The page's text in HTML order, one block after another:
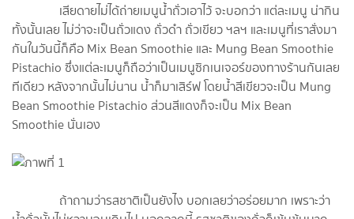
เสียดายไม่ได้ถ่ายเมนูน้ำถั่วเอาไว้ จะบอกว่า แต่ละเมนู น่ากิน
ทั้งนั้นเลย ไม่ว่าจะเป็นถั่วแดง ถั่วดำ ถั่วเขียว ฯลฯ และเมนูที่เราสั่งมา
กันในวันนี้ก็คือ Mix Bean Smoothie และ Mung Bean Smoothie
Pistachio ซึ่งแต่ละเมนูก็ถือว่าเป็นเมนูซิกเนเจอร์ของทางร้านกันเลย
ทีเดียว หลังจากนั้นไม่นาน น้ำก็มาเสิร์ฟ โดยน้ำสีเขียวจะเป็น Mung
Bean Smoothie Pistachio ส่วนสีแดงก็จะเป็น Mix Bean
Smoothie นั่นเอง
ถ้าถามว่ารสชาติเป็นยังไง บอกเลยว่าอร่อยมาก เพราะว่า